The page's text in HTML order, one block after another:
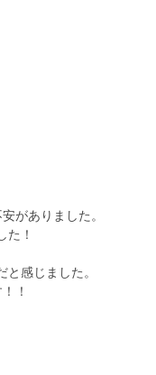
がありました。
た！
感じました。
！